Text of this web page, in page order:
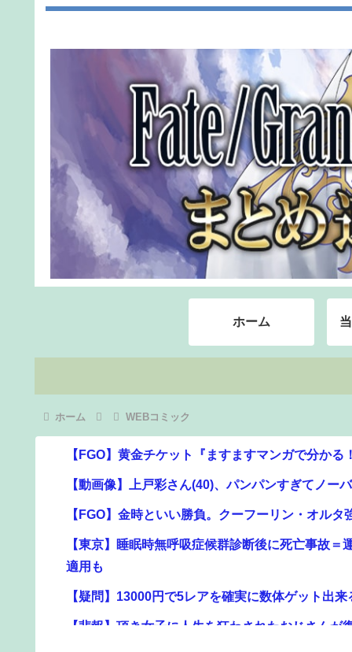
ホーム
ホーム WEBコミック
【動画像】上戸彩さん(40)、パンパンすぎてノー
【FGO】金時といい勝負。クーフーリン・オルタ
【東京】睡眠時無呼吸症候群診断後に死亡事故
適用も
【疑問】13000円で5レアを確実に数体ゲット出
【悲報】頂き女子に人生を狂わされたおじさん
【FGO】神に愛された星1バッファー。アマデウ